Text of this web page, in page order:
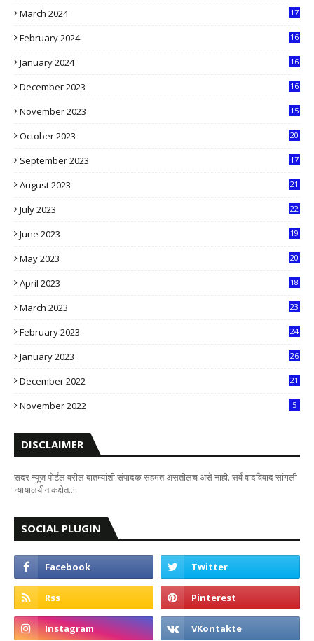
March 2024
17
February 2024
16
January 2024
16
December 2023
16
November 2023
15
October 2023
20
September 2023
17
August 2023
21
July 2023
22
June 2023
19
May 2023
20
April 2023
18
March 2023
23
February 2023
24
January 2023
26
December 2022
21
November 2022 5
DISCLAIMER
सदर न्यूज पोर्टल वरील बातम्यांशी संपादक सहमत असतीलच असे नाही. सर्व वादविवाद सांगली
न्यायालयीन कक्षेत..!
SOCIAL PLUGIN